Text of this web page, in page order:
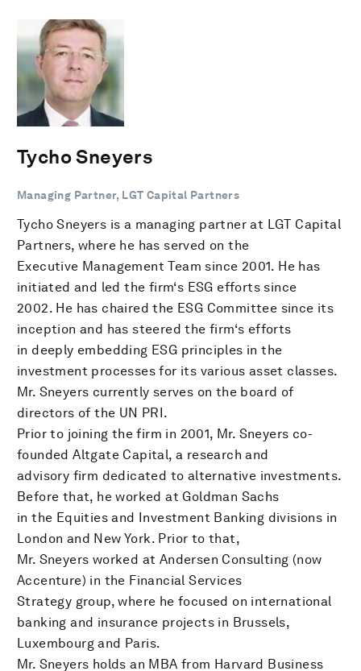
Tycho Sneyers
Managing Partner, LGT Capital Partners
Tycho Sneyers is a managing partner at LGT Capital
Partners, where he has served on the
Executive Management Team since 2001. He has
initiated and led the firm‘s ESG efforts since
2002. He has chaired the ESG Committee since its
inception and has steered the firm‘s efforts
in deeply embedding ESG principles in the
investment processes for its various asset classes.
Mr. Sneyers currently serves on the board of
directors of the UN PRI.
Prior to joining the firm in 2001, Mr. Sneyers co-
founded Altgate Capital, a research and
advisory firm dedicated to alternative investments.
Before that, he worked at Goldman Sachs
in the Equities and Investment Banking divisions in
London and New York. Prior to that,
Mr. Sneyers worked at Andersen Consulting (now
Accenture) in the Financial Services
Strategy group, where he focused on international
banking and insurance projects in Brussels,
Luxembourg and Paris.
Mr. Sneyers holds an MBA from Harvard Business